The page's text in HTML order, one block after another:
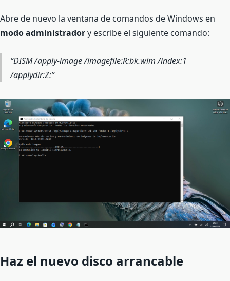
Abre de nuevo la ventana de comandos de Windows en
modo administradory escribe el siguiente comando:
DISM /apply-image /imagefile:R:bk.wim /index:1
/applydir:Z:
Haz el nuevo disco arrancable